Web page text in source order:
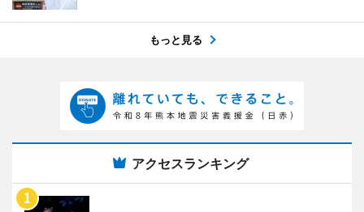
もっと見る
アクセスランキング